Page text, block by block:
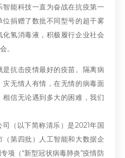
能科技一直为奋战在抗疫第一
捐赠了数批不同型号的超干雾
氢消毒液，积极履行企业社会
。
抗击疫情最好的疫苗。隔离病
无情人有情，在无情的病毒面
信无论遇到多大的困难，我们
（以下简称清乐）是2021年国
第四批）人工智能和大数据企
项（“新型冠状病毒肺炎”疫情防